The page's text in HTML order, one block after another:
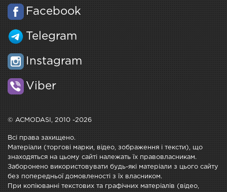
Facebook
Telegram
Instagram
Viber
© ACMODASI, 2010 -2026
Всі права захищено.
Матеріали (торгові марки, відео, зображення і тексти), що
знаходяться на цьому сайті належать їх правовласникам.
Заборонено використовувати будь-які матеріали з цього сайту
без попередньої домовленості з їх власником.
При копіюванні текстових та графічних матеріалів (відео,